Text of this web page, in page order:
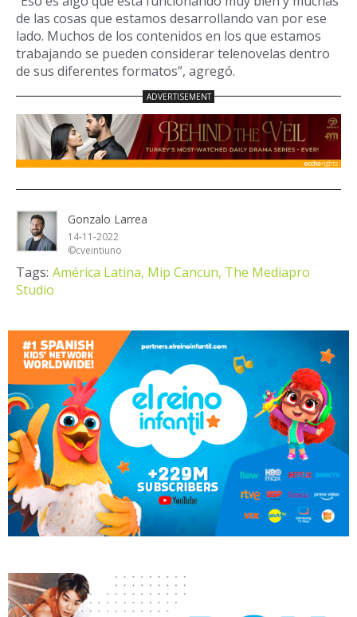
de las cosas que estamos desarrollando van por ese
lado. Muchos de los contenidos en los que estamos
trabajando se pueden considerar telenovelas dentro
de sus diferentes formatos”, agregó.
Gonzalo Larrea
14-11-2022
©cveintiuno
Tags: América Latina, Mip Cancun, The Mediapro
Studio